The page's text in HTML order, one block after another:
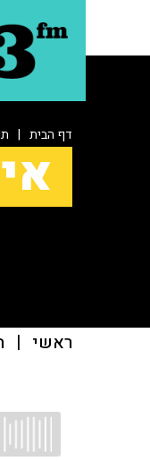
דף הבית |
ראשי |